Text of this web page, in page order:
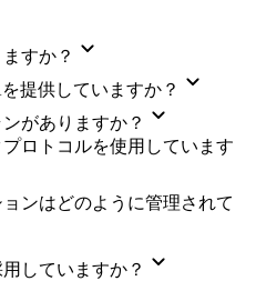
すか？
提供していますか？
がありますか？
ロトコルを使用しています
ンはどのように管理されて
していますか？